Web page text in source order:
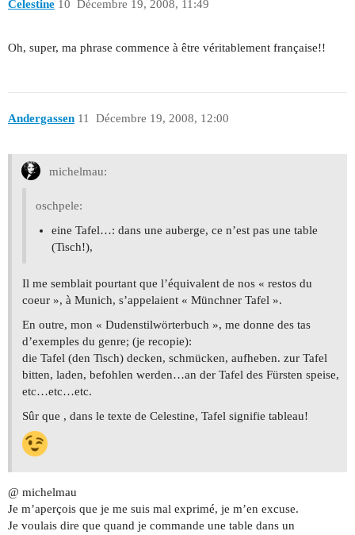
Celestine Décembre 19, 2008, 11:49
10
Oh, super, ma phrase commence à être véritablement française!!
Andergassen Décembre 19, 2008, 12:00
11
michelmau:
oschpele:
eine Tafel…: dans une auberge, ce n’est pas une table
(Tisch!),
Il me semblait pourtant que l’équivalent de nos « restos du
coeur », à Munich, s’appelaient « Münchner Tafel ».
En outre, mon « Dudenstilwörterbuch », me donne des tas
d’exemples du genre; (je recopie):
die Tafel (den Tisch) decken, schmücken, aufheben. zur Tafel
bitten, laden, befohlen werden…an der Tafel des Fürsten speise,
etc…etc…etc.
Sûr que , dans le texte de Celestine, Tafel signifie tableau!
@ michelmau
Je m’aperçois que je me suis mal exprimé, je m’en excuse.
Je voulais dire que quand je commande une table dans un